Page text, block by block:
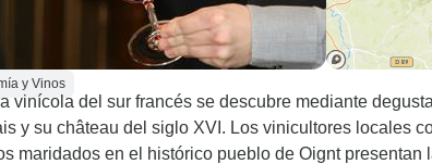
y Vinos
vinícola del sur francés se descubre mediante
y su château del siglo XVI. Los vinicultores locales
maridados en el histórico pueblo de Oignt